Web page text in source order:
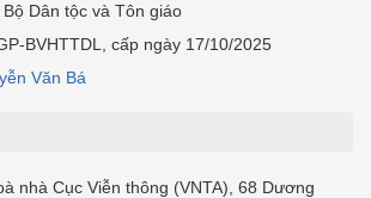
Dân tộc và Tôn giáo
BVHTTDL, cấp ngày 17/10/2025
Văn Bá
nhà Cục Viễn thông (VNTA), 68 Dương